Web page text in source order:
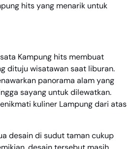
hits yang menarik untuk
Kampung hits membuat
dituju wisatawan saat liburan.
panorama alam yang
sayang untuk dilewatkan.
kuliner Lampung dari atas
desain di sudut taman cukup